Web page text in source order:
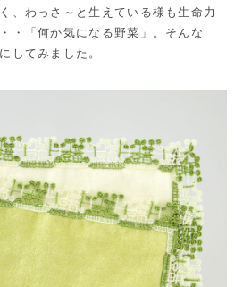
、わっさ～と生えている様も生命力
・「何か気になる野菜」。そんな
してみました。